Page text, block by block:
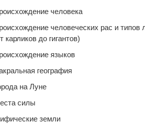
человека
человеческих рас и типов
карликов до гигантов)
языков
география
на Луне
силы
земли